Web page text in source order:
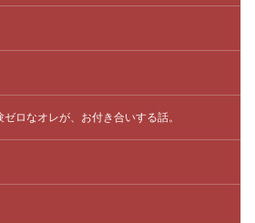
ロなオレが、お付き合いする話。